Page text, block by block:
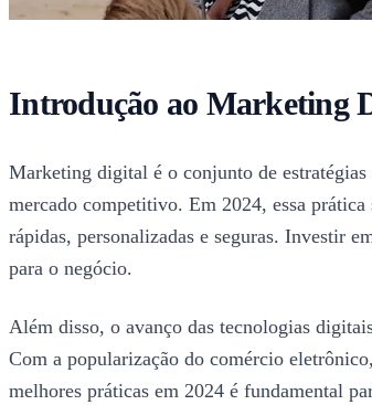
Introdução ao Marketing
Marketing digital é o conjunto de estratégias
mercado competitivo. Em 2024, essa
rápidas, personalizadas e seguras. Investir
para o negócio.
Além disso, o avanço das tecnologias
Com a popularização do comércio
melhores práticas em 2024 é fundamental